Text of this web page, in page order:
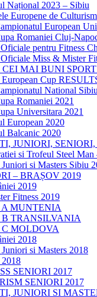
Național 2023 – Sibiu
Europene de
European
Romaniei Cluj-
pentru Fitness
Miss & Mister
CEI MAI BUNI
Cup
National
Romaniei 2021
Universitara 2021
European 2020
Balcanic 2020
JUNIORI, SENIORI,
si Trofeul Steel Man
si Masters Sibiu
– BRAȘOV 2019
2019
Fitness 2019
MUNTENIA
TRANSILVANIA
MOLDOVA
2018
si Masters 2018
SENIORI 2017
SENIORI 2017
JUNIORI SI